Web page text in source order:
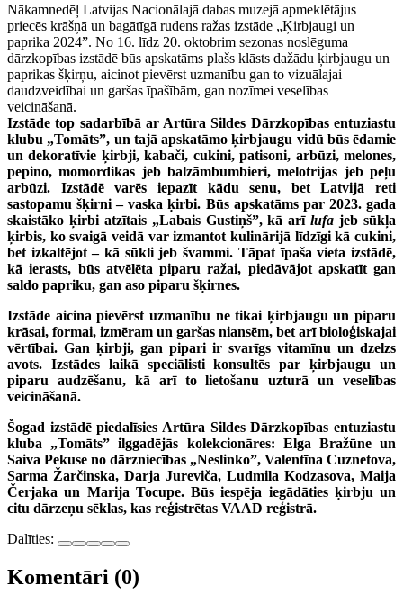
Nākamnedēļ Latvijas Nacionālajā dabas muzejā apmeklētājus
priecēs krāšņā un bagātīgā rudens ražas izstāde „Ķirbjaugi un
paprika 2024”. No 16. līdz 20. oktobrim sezonas noslēguma
dārzkopības izstādē būs apskatāms plašs klāsts dažādu ķirbjaugu un
paprikas šķirņu, aicinot pievērst uzmanību gan to vizuālajai
daudzveidībai un garšas īpašībām, gan nozīmei veselības
veicināšanā.
Izstāde top sadarbībā ar Artūra Sildes Dārzkopības entuziastu
klubu „Tomāts”, un tajā apskatāmo ķirbjaugu vidū būs ēdamie
un dekoratīvie ķirbji, kabači, cukini, patisoni, arbūzi, melones,
pepino, momordikas jeb balzāmbumbieri, melotrijas jeb peļu
arbūzi. Izstādē varēs iepazīt kādu senu, bet Latvijā reti
sastopamu šķirni – vaska ķirbi. Būs apskatāms par 2023. gada
skaistāko ķirbi atzītais „Labais Gustiņš”, kā arīlufa jeb sūkļa
ķirbis, ko svaigā veidā var izmantot kulinārijā līdzīgi kā cukini,
bet izkaltējot – kā sūkli jeb švammi. Tāpat īpaša vieta izstādē,
kā ierasts, būs atvēlēta piparu ražai, piedāvājot apskatīt gan
saldo papriku, gan aso piparu šķirnes.
Izstāde aicina pievērst uzmanību ne tikai ķirbjaugu un piparu
krāsai, formai, izmēram un garšas niansēm, bet arī bioloģiskajai
vērtībai. Gan ķirbji, gan pipari ir svarīgs vitamīnu un dzelzs
avots. Izstādes laikā speciālisti konsultēs par ķirbjaugu un
piparu audzēšanu, kā arī to lietošanu uzturā un veselības
veicināšanā.
Šogad izstādē piedalīsies Artūra Sildes Dārzkopības entuziastu
kluba „Tomāts” ilggadējās kolekcionāres: Elga Bražūne un
Saiva Pekuse no dārzniecības „Neslinko”, Valentīna Cuznetova,
Sarma Žarčinska, Darja Jureviča, Ludmila Kodzasova, Maija
Čerjaka un Marija Tocupe. Būs iespēja iegādāties ķirbju un
citu dārzeņu sēklas, kas reģistrētas VAAD reģistrā.
Dalīties:
Komentāri (0)